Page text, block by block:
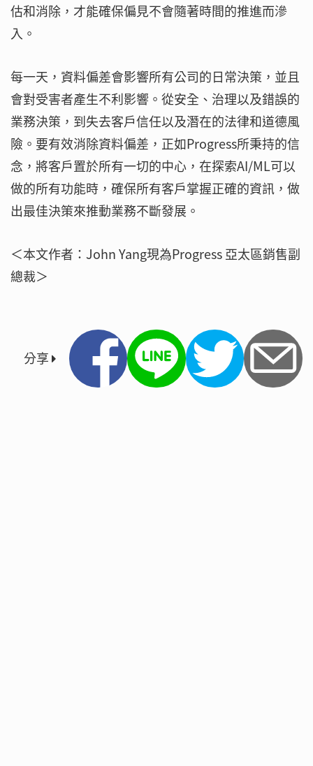
估和消除，才能確保偏見不會隨著時間的推進而滲
入。
每一天，資料偏差會影響所有公司的日常決策，並且
會對受害者產生不利影響。從安全、治理以及錯誤的
業務決策，到失去客戶信任以及潛在的法律和道德風
險。要有效消除資料偏差，正如Progress所秉持的信
念，將客戶置於所有一切的中心，在探索AI/ML可以
做的所有功能時，確保所有客戶掌握正確的資訊，做
出最佳決策來推動業務不斷發展。
＜本文作者：John Yang現為Progress 亞太區銷售副
總裁＞
分享